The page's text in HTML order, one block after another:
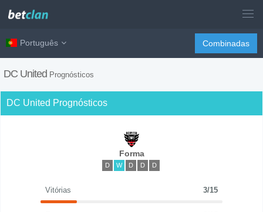
Português Combinadas
DC United Prognósticos
DC United Prognósticos
Forma
D W D D D
Vitórias 3/15